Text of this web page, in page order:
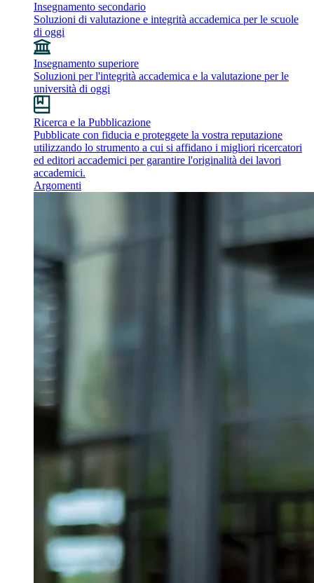
Insegnamento secondario
Soluzioni di valutazione e integrità accademica per le scuole
di oggi
Insegnamento superiore
Soluzioni per l'integrità accademica e la valutazione per le
università di oggi
Ricerca e la Pubblicazione
Pubblicate con fiducia e proteggete la vostra reputazione
utilizzando lo strumento a cui si affidano i migliori ricercatori
ed editori accademici per garantire l'originalità dei lavori
accademici.
Argomenti